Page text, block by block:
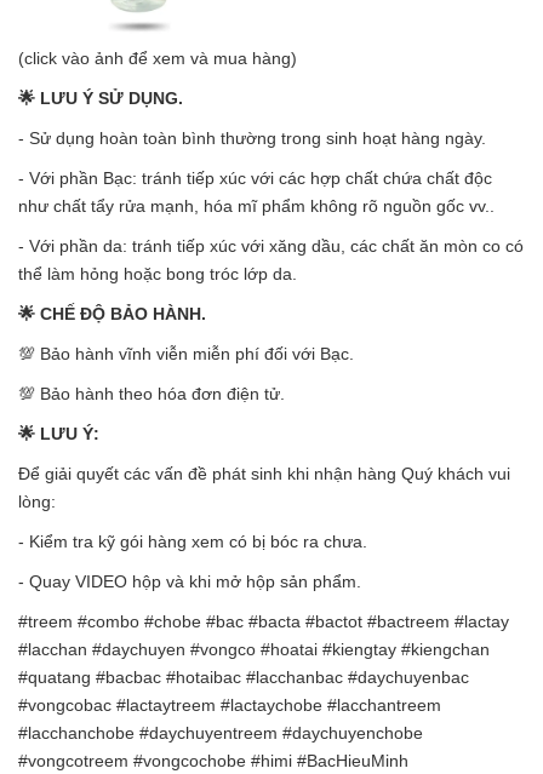
(click vào ảnh để xem và mua hàng)
🌟 LƯU Ý SỬ DỤNG.
- Sử dụng hoàn toàn bình thường trong sinh hoạt hàng ngày.
- Với phần Bạc: tránh tiếp xúc với các hợp chất chứa chất độc
như chất tẩy rửa mạnh, hóa mĩ phẩm không rõ nguồn gốc vv..
- Với phần da: tránh tiếp xúc với xăng dầu, các chất ăn mòn co có
thể làm hỏng hoặc bong tróc lớp da.
🌟 CHẾ ĐỘ BẢO HÀNH.
💯 Bảo hành vĩnh viễn miễn phí đối với Bạc.
💯 Bảo hành theo hóa đơn điện tử.
🌟 LƯU Ý:
Để giải quyết các vấn đề phát sinh khi nhận hàng Quý khách vui
lòng:
- Kiểm tra kỹ gói hàng xem có bị bóc ra chưa.
- Quay VIDEO hộp và khi mở hộp sản phẩm.
#treem #combo #chobe #bac #bacta #bactot #bactreem #lactay
#lacchan #daychuyen #vongco #hoatai #kiengtay #kiengchan
#quatang #bacbac #hotaibac #lacchanbac #daychuyenbac
#vongcobac #lactaytreem #lactaychobe #lacchantreem
#lacchanchobe #daychuyentreem #daychuyenchobe
#vongcotreem #vongcochobe #himi #BacHieuMinh